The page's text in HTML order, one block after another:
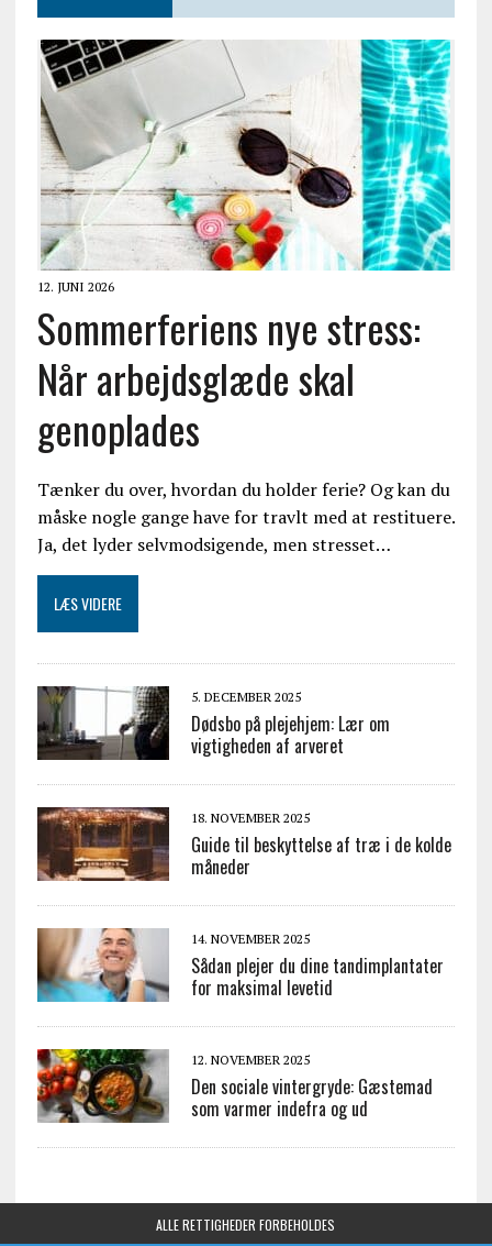
12. JUNI 2026
Sommerferiens nye stress:
Når arbejdsglæde skal
genoplades
Tænker du over, hvordan du holder ferie? Og kan du
måske nogle gange have for travlt med at restituere.
Ja, det lyder selvmodsigende, men stresset…
LÆS VIDERE
5. DECEMBER 2025
Dødsbo på plejehjem: Lær om
vigtigheden af arveret
18. NOVEMBER 2025
Guide til beskyttelse af træ i de kolde
måneder
14. NOVEMBER 2025
Sådan plejer du dine tandimplantater
for maksimal levetid
12. NOVEMBER 2025
Den sociale vintergryde: Gæstemad
som varmer indefra og ud
ALLE RETTIGHEDER FORBEHOLDES